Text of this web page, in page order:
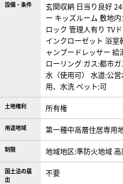
設備・条件 玄関収納 日当り良好
ー キッズルーム 敷地
ロック 管理人有り TV
インクローゼット 浴室
ャンプードレッサー 給
ローリング ガス:都市ガ
水（使用可）
水道:公営
用、水洗ペット:可
土地権利 所有権
用途地域 第一種中高層住居専用
制限 地域地区:準防火地域
国土法の届
出
不要